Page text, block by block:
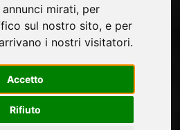
mirati, per
sul nostro sito, e per
i nostri visitatori.
Accetto
Rifiuto